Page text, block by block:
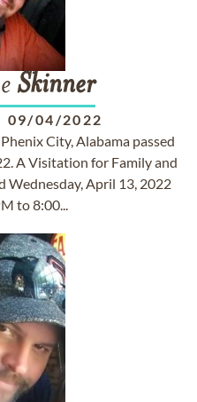
Skinner
09/04/2022
Phenix City, Alabama passed
A Visitation for Family and
Wednesday, April 13, 2022
to 8:00...